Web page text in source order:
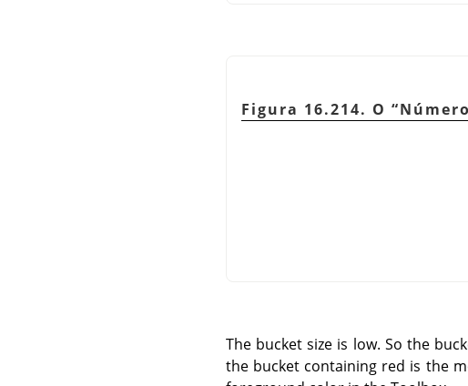
Figura 16.214. O “
The bucket size is low. So the
the bucket containing red is the